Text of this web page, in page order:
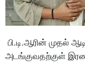
பி.டி.ஆரின் முதல்
அடங்குவதற்குள்